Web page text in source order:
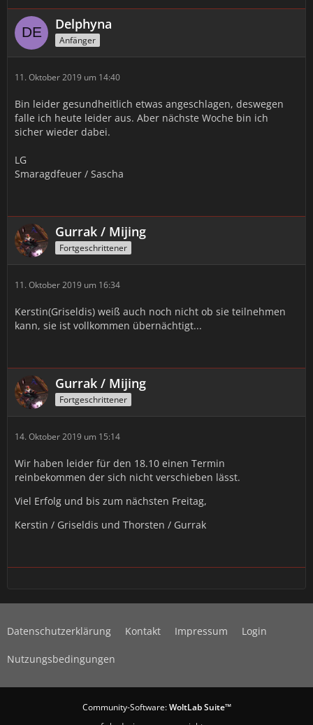
Delphyna
Anfänger
11. Oktober 2019 um 14:40
Bin leider gesundheitlich etwas angeschlagen, deswegen
falle ich heute leider aus. Aber nächste Woche bin ich
sicher wieder dabei.
LG
Smaragdfeuer / Sascha
Gurrak / Mijing
Fortgeschrittener
11. Oktober 2019 um 16:34
Kerstin(Griseldis) weiß auch noch nicht ob sie teilnehmen
kann, sie ist vollkommen übernächtigt...
Gurrak / Mijing
Fortgeschrittener
14. Oktober 2019 um 15:14
Wir haben leider für den 18.10 einen Termin
reinbekommen der sich nicht verschieben lässt.
Viel Erfolg und bis zum nächsten Freitag,
Kerstin / Griseldis und Thorsten / Gurrak
Datenschutzerklärung Kontakt Impressum Login
Nutzungsbedingungen
Community-Software:WoltLab Suite™